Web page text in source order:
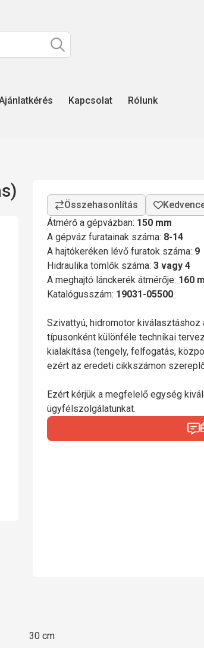
Kapcsolat Rólunk
Átmérő a gépvázban: 150 mm
A gépváz furatainak száma: 8-14
A hajtókeréken lévő furatok száma: 9
Hidraulika tömlők száma: 3 vagy 4
A meghajtó lánckerék átmérője: 160
Katalógusszám: 19031-05500
Szivattyú, hidromotor kiválasztáshoz
típusonként különféle technikai
kialakítása (tengely, felfogatás,
ezért az eredeti cikkszámon
Ezért kérjük a megfelelő egység
ügyfélszolgálatunkat.
30 cm